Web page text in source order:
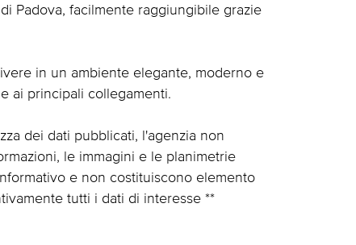
Padova, facilmente raggiungibile grazie
in un ambiente elegante, moderno e
ai principali collegamenti.
dei dati pubblicati, l'agenzia non
le immagini e le planimetrie
e non costituiscono elemento
tutti i dati di interesse **